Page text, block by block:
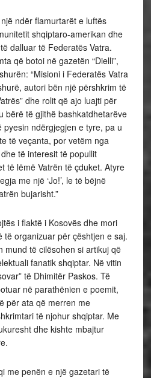
flamurtarët e luftës
shqiptaro-amerikan dhe
dalluar të Federatës Vatra.
që botoi në gazetën “Dielli”,
“Misioni i Federatës Vatra
autori bën një përshkrim të
dhe rolit që ajo luajti për
bërë të gjithë bashkatdhetarëve
ndërgjegjen e tyre, pa u
të veçanta, por vetëm nga
të interesit të popullit
të lëmë Vatrën të çduket. Atyre
me një ‘Jo!’, le të bëjnë
bujarisht.”
i flaktë i Kosovës dhe mori
të organizuar për çështjen e saj.
mund të cilësohen si artikuj që
fanatik shqiptar. Në vitin
të Dhimitër Paskos. Të
në parathënien e poemit,
për ata që merren me
të njohur shqiptar. Me
dhe kishte mbajtur
penën e një gazetari të